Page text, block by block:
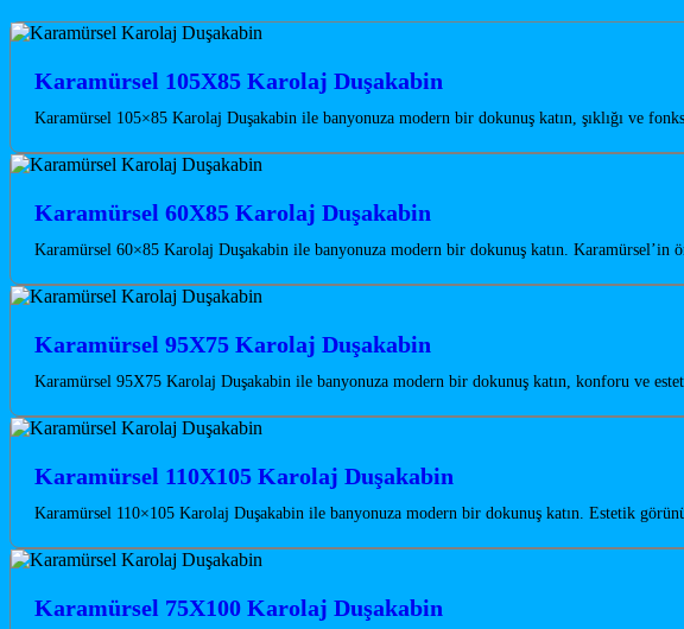
Karamürsel 105X85 Karolaj Duşakabin
Karamürsel 105×85 Karolaj Duşakabin ile banyonuza modern bir dokunuş katın, şıklığı ve
Karamürsel 60X85 Karolaj Duşakabin
Karamürsel 60×85 Karolaj Duşakabin ile banyonuza modern bir dokunuş katın. Karamürsel’in
Karamürsel 95X75 Karolaj Duşakabin
Karamürsel 95X75 Karolaj Duşakabin ile banyonuza modern bir dokunuş katın, konforu ve
Karamürsel 110X105 Karolaj Duşakabin
Karamürsel 110×105 Karolaj Duşakabin ile banyonuza modern bir dokunuş katın. Estetik
Karamürsel 75X100 Karolaj Duşakabin